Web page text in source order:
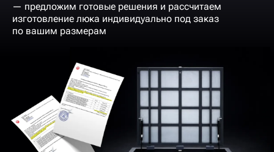
— предложим готовые решения и рассчитаем
изготовление люка индивидуально под заказ
по вашим размерам